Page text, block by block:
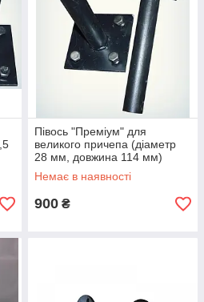
Півось "Преміум" для
великого причепа (діаметр
28 мм, довжина 114 мм)
Немає в наявності
900 ₴